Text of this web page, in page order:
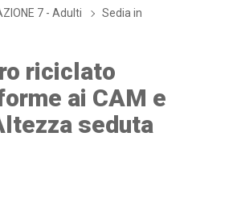
7 - Adulti
Sedia in
riciclato
ai CAM e
seduta